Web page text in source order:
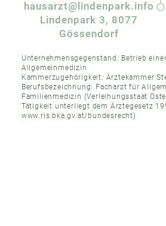
hausarzt@lindenpark.info
Lindenpark 3, 8077
Gössendorf
Unternehmensgegenstand: Betrieb
Allgemeinmedizin
Kammerzugehörigkeit: Ärztekammer
Berufsbezeichnung: Facharzt für
Familienmedizin (Verleihungsstaat
Tätigkeit unterliegt dem Ärztegesetz
www.ris.bka.gv.at/bundesrecht)